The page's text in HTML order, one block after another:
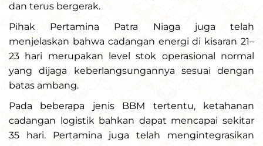
dan terus bergerak.
Pihak Pertamina Patra Niaga juga telah
menjelaskan bahwa cadangan energi di kisaran 21–
23 hari merupakan level stok operasional normal
yang dijaga keberlangsungannya sesuai dengan
batas ambang.
Pada beberapa jenis BBM tertentu, ketahanan
cadangan logistik bahkan dapat mencapai sekitar
35 hari. Pertamina juga telah mengintegrasikan